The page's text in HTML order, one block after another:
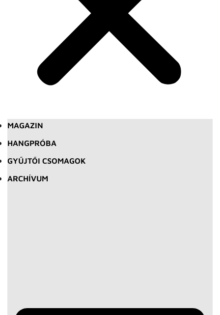
MAGAZIN
HANGPRÓBA
GYŰJTŐI CSOMAGOK
ARCHÍVUM